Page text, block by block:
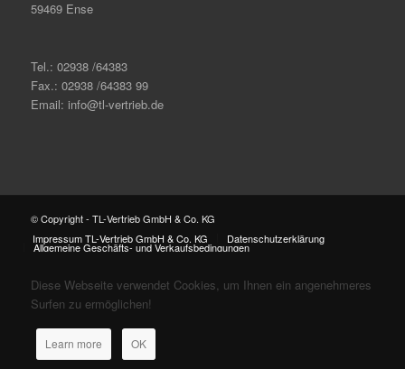
59469 Ense
Tel.: 02938 /64383
Fax.: 02938 /64383 99
Email: info@tl-vertrieb.de
© Copyright - TL-Vertrieb GmbH & Co. KG
Impressum TL-Vertrieb GmbH & Co. KG
Datenschutzerklärung
Allgemeine Geschäfts- und Verkaufsbedingungen
Diese Webseite verwendet Cookies, um Ihnen ein angenehmeres
Surfen zu ermöglichen!
Learn more OK